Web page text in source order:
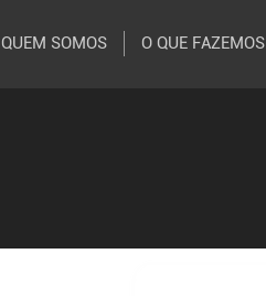
QUEM SOMOS O QUE FAZEMOS